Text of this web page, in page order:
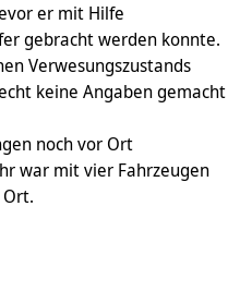
er mit Hilfe
gebracht werden konnte.
Verwesungszustands
keine Angaben gemacht
noch vor Ort
war mit vier Fahrzeugen